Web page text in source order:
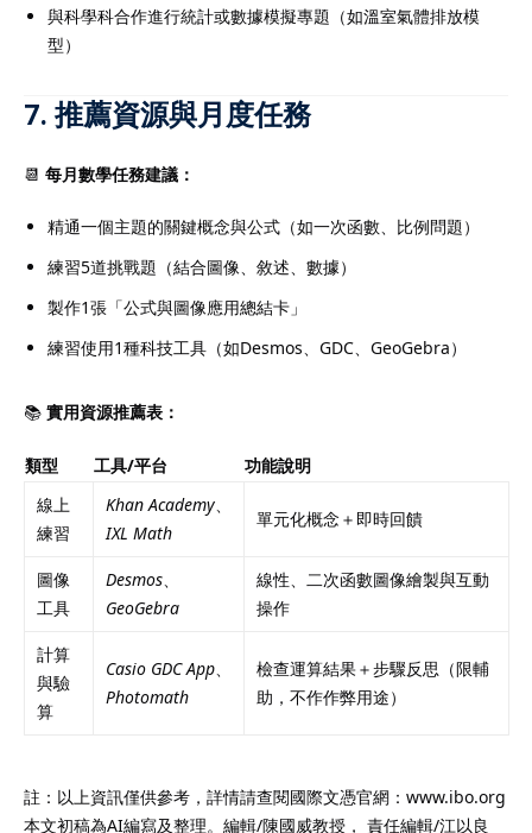
與科學科合作進行統計或數據模擬專題（如溫室氣體排放模
型）
7. 推薦資源與月度任務
📆 每月數學任務建議：
精通一個主題的關鍵概念與公式（如一次函數、比例問題）
練習5道挑戰題（結合圖像、敘述、數據）
製作1張「公式與圖像應用總結卡」
練習使用1種科技工具（如Desmos、GDC、GeoGebra）
📚 實用資源推薦表：
類型 工具/平台
功能說明
線上
練習
Khan Academy、
IXL Math
單元化概念＋即時回饋
圖像
工具
Desmos、
GeoGebra
線性、二次函數圖像繪製與互動
操作
計算
與驗
算
Casio GDC App、
Photomath
檢查運算結果＋步驟反思（限輔
助，不作作弊用途）
註：以上資訊僅供參考，詳情請查閱國際文憑官網：www.ibo.org
本文初稿為AI編寫及整理。編輯/陳國威教授， 責任編輯/江以良